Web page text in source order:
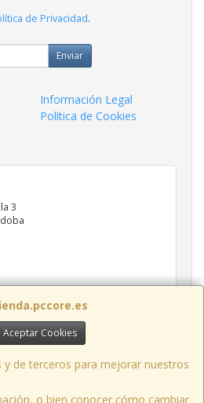
Aceptar Cookies
de terceros para mejorar nuestros
o bien conocer cómo cambiar
de Privacidad.
Enviar
Información Legal
Política de Cookies
3